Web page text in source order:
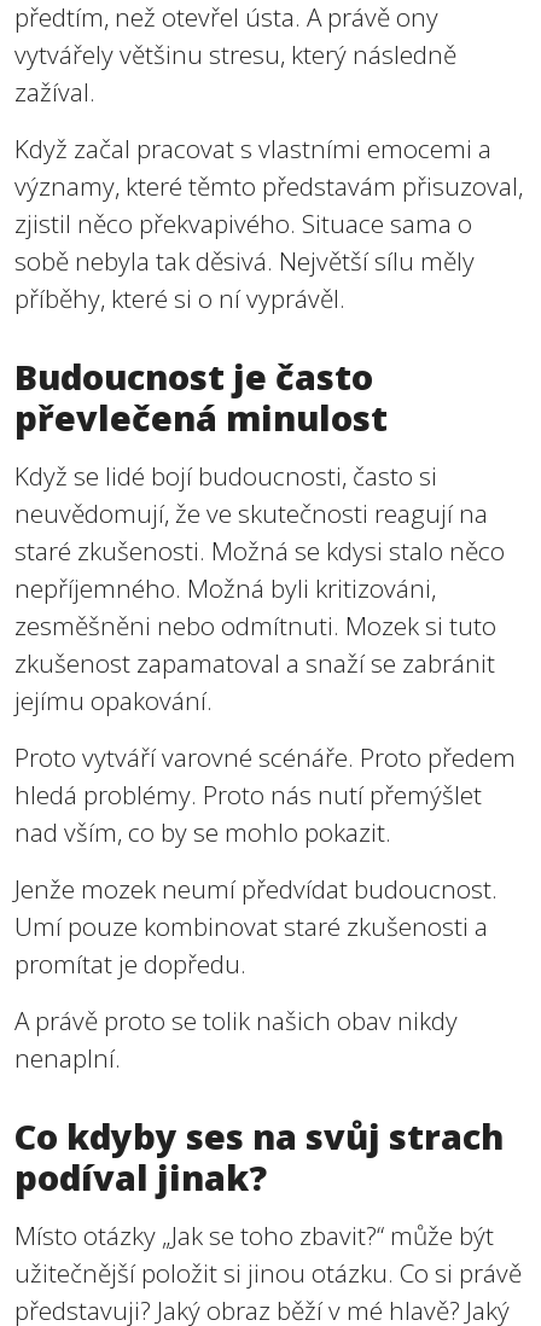
předtím, než otevřel ústa. A právě ony
vytvářely většinu stresu, který následně
zažíval.
Když začal pracovat s vlastními emocemi a
významy, které těmto představám přisuzoval,
zjistil něco překvapivého. Situace sama o
sobě nebyla tak děsivá. Největší sílu měly
příběhy, které si o ní vyprávěl.
Budoucnost je často
převlečená minulost
Když se lidé bojí budoucnosti, často si
neuvědomují, že ve skutečnosti reagují na
staré zkušenosti. Možná se kdysi stalo něco
nepříjemného. Možná byli kritizováni,
zesměšněni nebo odmítnuti. Mozek si tuto
zkušenost zapamatoval a snaží se zabránit
jejímu opakování.
Proto vytváří varovné scénáře. Proto předem
hledá problémy. Proto nás nutí přemýšlet
nad vším, co by se mohlo pokazit.
Jenže mozek neumí předvídat budoucnost.
Umí pouze kombinovat staré zkušenosti a
promítat je dopředu.
A právě proto se tolik našich obav nikdy
nenaplní.
Co kdyby ses na svůj strach
podíval jinak?
Místo otázky „Jak se toho zbavit?“ může být
užitečnější položit si jinou otázku. Co si právě
představuji? Jaký obraz běží v mé hlavě? Jaký